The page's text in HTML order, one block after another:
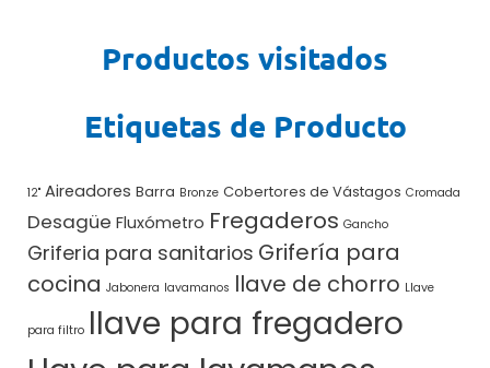
Productos visitados
Etiquetas de Producto
12" Aireadores Barra Bronze Cobertores de Vástagos Cromada
Desagüe Fluxómetro Fregaderos Gancho
Griferia para sanitarios Grifería para
cocina Jabonera lavamanos llave de chorro Llave
para filtro llave para fregadero